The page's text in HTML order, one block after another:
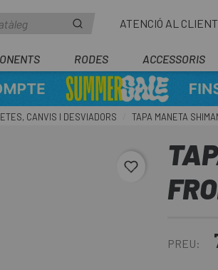
ATENCIÓ AL CLIENT
RODES ACCESSORIS
CANVIS I DESVIADORS TAPA MANETA
favorite_border
PREU: